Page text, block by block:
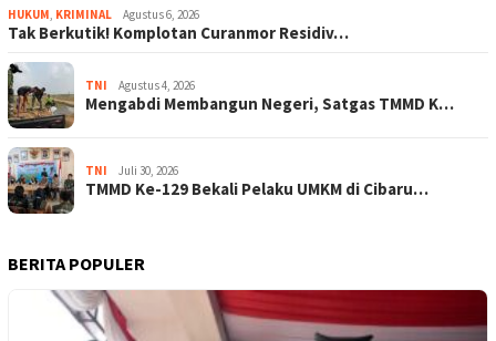
HUKUM, KRIMINAL Agustus 6, 2026
Tak Berkutik! Komplotan Curanmor Residiv…
TNI Agustus 4, 2026
Mengabdi Membangun Negeri, Satgas TMMD K…
TNI Juli 30, 2026
TMMD Ke-129 Bekali Pelaku UMKM di Cibaru…
BERITA POPULER